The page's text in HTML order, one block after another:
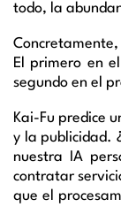
todo, la
El primero en
segundo en el
Kai-Fu predice
y la publicidad.
nuestra IA
contratar
que el